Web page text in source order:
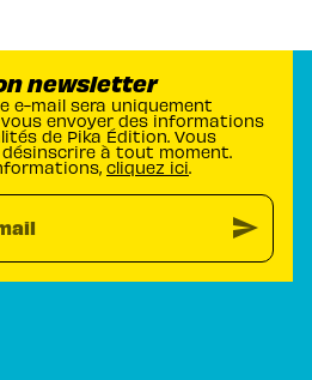
newsletter
e-mail sera uniquement
envoyer des informations
de Pika Édition. Vous
à tout moment.
cliquez ici.
send